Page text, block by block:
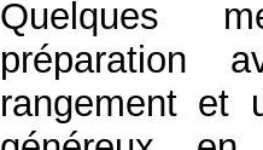
Quelques
préparation
rangement et